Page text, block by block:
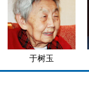
于树玉